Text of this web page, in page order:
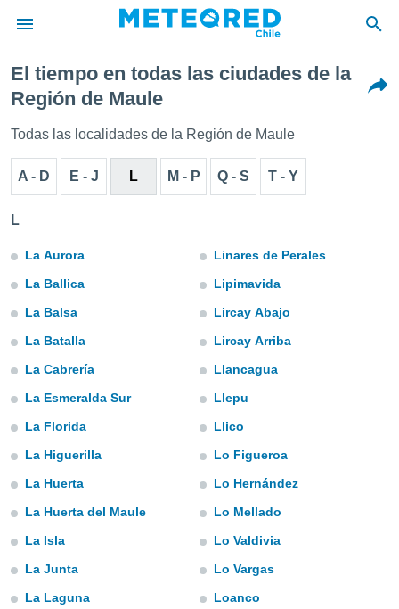
de
por
para
la
que se
a este
forma
basada
contenido
la
ACEPTAR
CONTINUAR
CONFIGURACIÓN
El tiempo en todas las ciudades de la
Región de Maule
Todas las localidades de la Región de Maule
A - D E - J L M - P Q - S T - Y
L
La Aurora
La Ballica
La Balsa
La Batalla
La Cabrería
La Esmeralda Sur
La Florida
La Higuerilla
La Huerta
La Huerta del Maule
La Isla
La Junta
La Laguna
Linares de Perales
Lipimavida
Lircay Abajo
Lircay Arriba
Llancagua
Llepu
Llico
Lo Figueroa
Lo Hernández
Lo Mellado
Lo Valdivia
Lo Vargas
Loanco